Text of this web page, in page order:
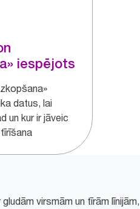
iespējots
datus, lai
un kur ir jāveic
virsmām un tīrām līnijām,